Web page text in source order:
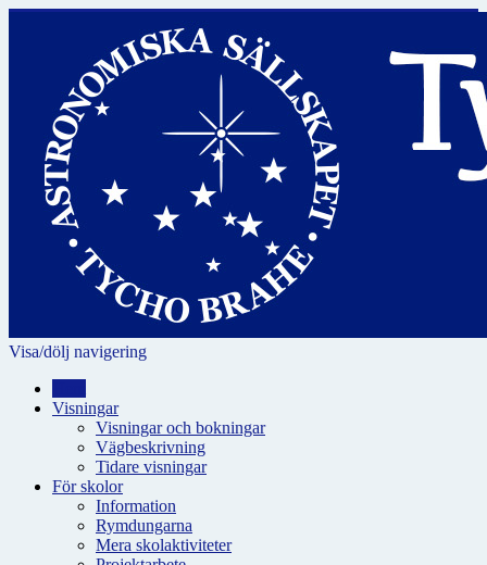
Visa/dölj navigering
Visningar
Visningar och bokningar
Vägbeskrivning
Tidare visningar
För skolor
Information
Rymdungarna
Mera skolaktiviteter